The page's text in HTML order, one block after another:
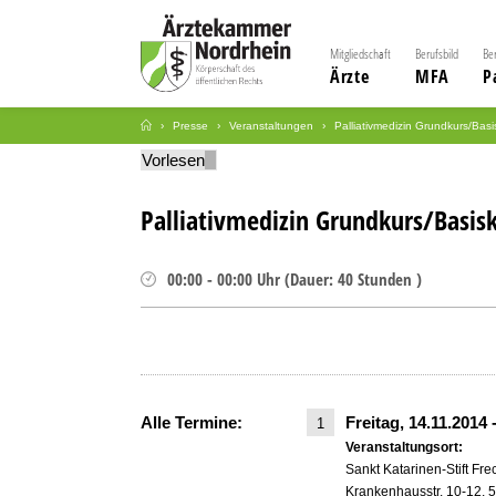
Mitgliedschaft
Ärzte
Berufsbild
MFA
Presse Veranstaltungen Palliativmedizin Grundkurs/
Vorlesen
Palliativmedizin Grundkurs/
00:00 - 00:00 Uhr (Dauer: 40 Stunden )
Alle Termine: 1 Freitag, 14.11.2014
Veranstaltungsort:
Sankt Katarinen-Stift
Krankenhausstr. 10-12,